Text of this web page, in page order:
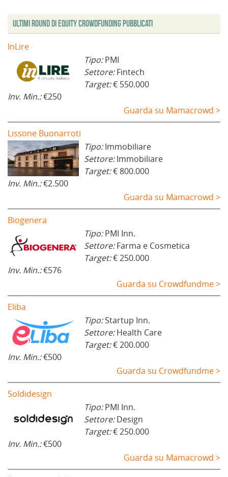
Ultimi Round di Equity Crowdfunding Pubblicati
InLire
Tipo:PMI
Settore:Fintech
Target:€ 550.000
Inv. Min.:€250
Guarda su Mamacrowd >
Lissone Buonarroti
Tipo:Immobiliare
Settore:Immobiliare
Target:€ 800.000
Inv. Min.:€2.500
Guarda su Mamacrowd >
Biogenera
Tipo:PMI Inn.
Settore:Farma e Cosmetica
Target:€ 250.000
Inv. Min.:€576
Guarda su Crowdfundme >
Eliba
Tipo:Startup Inn.
Settore:Health Care
Target:€ 200.000
Inv. Min.:€500
Guarda su Crowdfundme >
Soldidesign
Tipo:PMI Inn.
Settore:Design
Target:€ 250.000
Inv. Min.:€500
Guarda su Mamacrowd >